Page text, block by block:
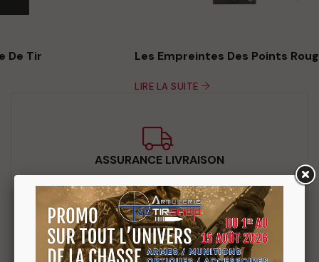
Les Empreintes Des Points Rouges
ASSURANCE LIVRAISON
Perte et dégradation incluse
PAIEMENT SÉCURISÉ